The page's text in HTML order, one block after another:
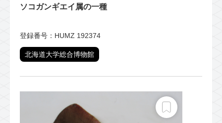
ソコガンギエイ属の一種
登録番号：HUMZ 192374
北海道大学総合博物館